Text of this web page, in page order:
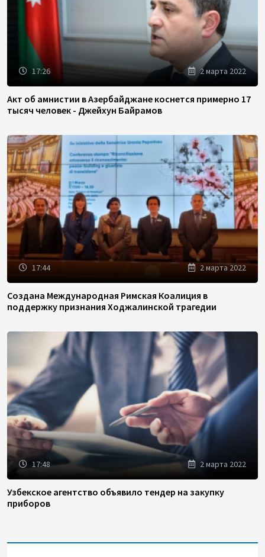
17:26 2 марта 2022
Акт об амнистии в Азербайджане коснется примерно 17
тысяч человек - Джейхун Байрамов
17:44 2 марта 2022
Создана Международная Римская Коалиция в
поддержку признания Ходжалинской трагедии
17:48 2 марта 2022
Узбекское агентство объявило тендер на закупку
приборов